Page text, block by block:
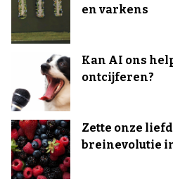
en varkens
Kan AI ons
ontcijferen?
Zette onze
breinevolutie